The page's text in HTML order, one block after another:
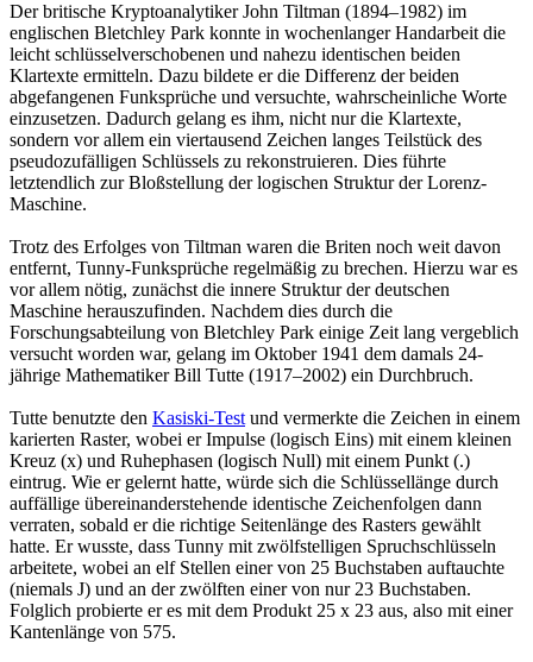
Der britische Kryptoanalytiker John Tiltman (1894–1982) im
englischen Bletchley Park konnte in wochenlanger Handarbeit die
leicht schlüsselverschobenen und nahezu identischen beiden
Klartexte ermitteln. Dazu bildete er die Differenz der beiden
abgefangenen Funksprüche und versuchte, wahrscheinliche Worte
einzusetzen. Dadurch gelang es ihm, nicht nur die Klartexte,
sondern vor allem ein viertausend Zeichen langes Teilstück des
pseudozufälligen Schlüssels zu rekonstruieren. Dies führte
letztendlich zur Bloßstellung der logischen Struktur der Lorenz-
Maschine.
Trotz des Erfolges von Tiltman waren die Briten noch weit davon
entfernt, Tunny-Funksprüche regelmäßig zu brechen. Hierzu war es
vor allem nötig, zunächst die innere Struktur der deutschen
Maschine herauszufinden. Nachdem dies durch die
Forschungsabteilung von Bletchley Park einige Zeit lang vergeblich
versucht worden war, gelang im Oktober 1941 dem damals 24-
jährige Mathematiker Bill Tutte (1917–2002) ein Durchbruch.
Tutte benutzte den Kasiski-Test und vermerkte die Zeichen in einem
karierten Raster, wobei er Impulse (logisch Eins) mit einem kleinen
Kreuz (x) und Ruhephasen (logisch Null) mit einem Punkt (.)
eintrug. Wie er gelernt hatte, würde sich die Schlüssellänge durch
auffällige übereinanderstehende identische Zeichenfolgen dann
verraten, sobald er die richtige Seitenlänge des Rasters gewählt
hatte. Er wusste, dass Tunny mit zwölfstelligen Spruchschlüsseln
arbeitete, wobei an elf Stellen einer von 25 Buchstaben auftauchte
(niemals J) und an der zwölften einer von nur 23 Buchstaben.
Folglich probierte er es mit dem Produkt 25 x 23 aus, also mit einer
Kantenlänge von 575.